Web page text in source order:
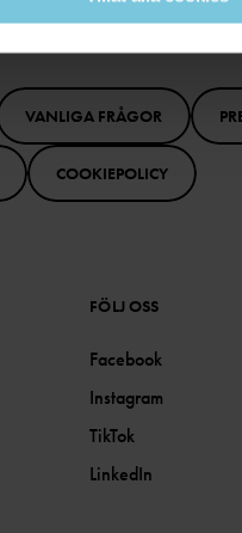
VANLIGA FRÅGOR
COOKIEPOLICY
FÖLJ OSS
Facebook
Instagram
TikTok
LinkedIn